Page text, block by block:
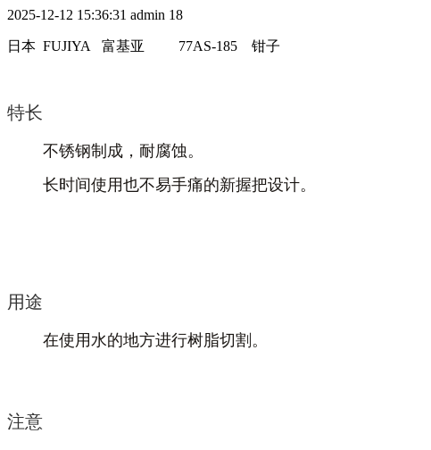
2025-12-12 15:36:31 admin 18
日本 FUJIYA 富基亚 77AS-185 钳子
特长
不锈钢制成，耐腐蚀。
长时间使用也不易手痛的新握把设计。
用途
在使用水的地方进行树脂切割。
注意